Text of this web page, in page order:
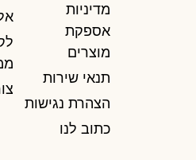
מדיניות
אספקת
מוצרים
תנאי שירות
הצהרת נגישות
כתוב לנו